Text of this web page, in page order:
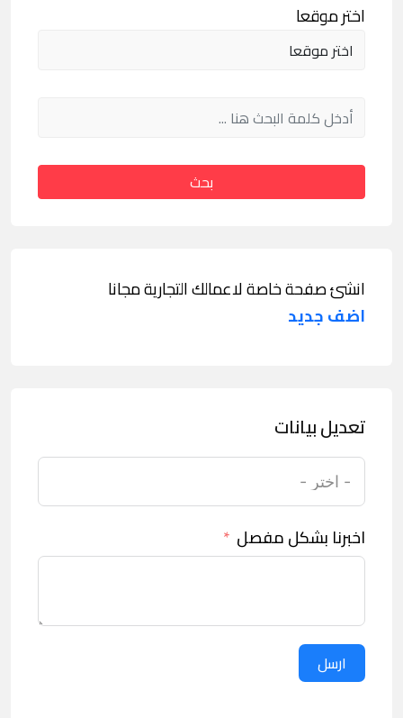
اختر موقعا
بحث
انشئ صفحة خاصة لاعمالك التجارية مجانا
اضف جديد
تعديل بيانات
اخبرنا بشكل مفصل
ارسل